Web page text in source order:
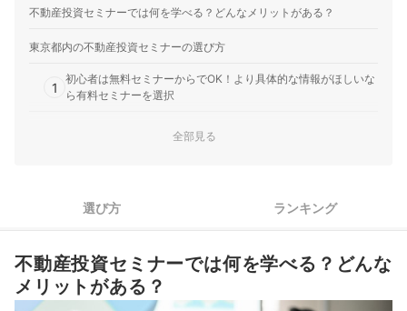
に、200棟以上のデザイナーズマンションを供給。マンショ
ン経営業務を代行するトータルサポートに加え、マンション
J.P.Returns｜J.P.Returns
プロが厳選した物件を、仲介手数料0円で紹介しています。
る人・キャピタルゲインを狙いたい人など、ニーズに合った
シノケンハーモニー｜不動産投資セミナー
がない人でも都合に合わせて参加できます。メインの不動産
投資セミナーは、投資のメリットやリスクを中心に、マンシ
ョン経営のプロから本音を聞けます…
不動産投資セミナーでは何を学べる？どんなメリットがある？
東京都内の不動産投資セミナーの選び方
1
初心者は無料セミナーからでOK！より具体的な情報がほしいな
ら有料セミナーを選択
すき間時間に学習したい人はオンラインセミナーをチョイス
5 より多い会社を選ぼう
東京都内の不動産投資セミナー全7選おすすめ人気ランキング
全部見る
選び方 ランキング
不動産投資セミナーでは何を学べる？どんな
メリットがある？